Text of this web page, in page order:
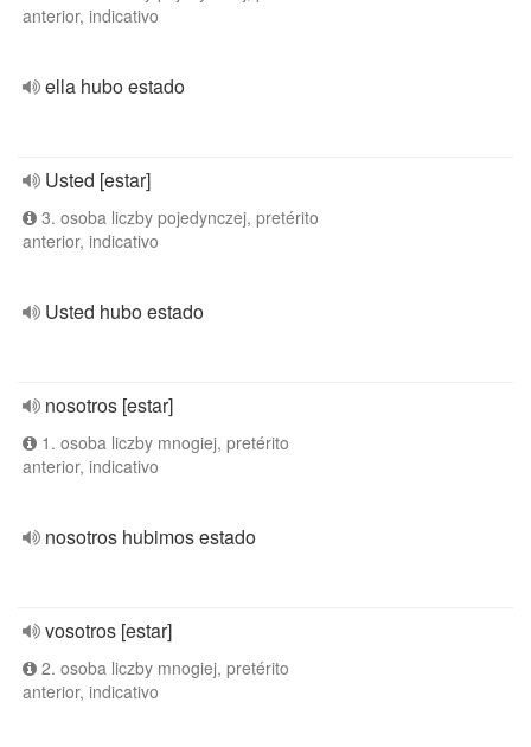
anterior, indicativo
ella hubo estado
Usted [estar]
3. osoba liczby pojedynczej, pretérito
anterior, indicativo
Usted hubo estado
nosotros [estar]
1. osoba liczby mnogiej, pretérito
anterior, indicativo
nosotros hubimos estado
vosotros [estar]
2. osoba liczby mnogiej, pretérito
anterior, indicativo